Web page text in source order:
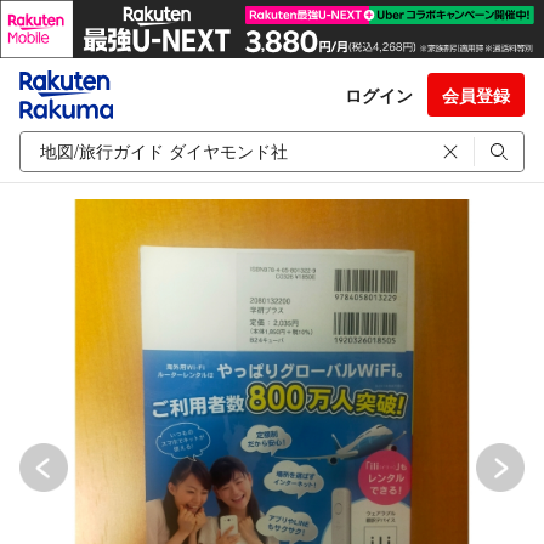
ログイン 会員登録